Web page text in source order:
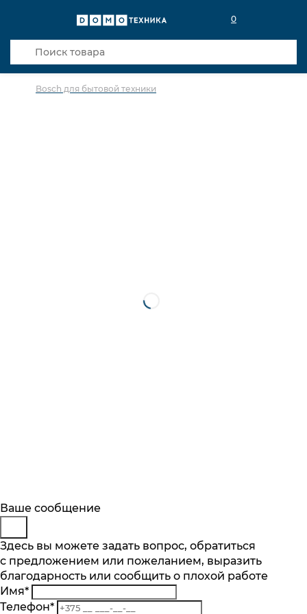
0
Bosch для бытовой техники
Описание
Основные характеристики
Категория
Для пылесосов
Производитель
Bosch
Будьте в курсе
Подпишитесь на последние обновления
и узнавайте о новинках и специальных
предложениях первыми
Подписаться
Заказ обратного звонка
Представьтесь
Телефон*
Комментарий
Ваше сообщение
Здесь вы можете задать вопрос, обратиться
с предложением или пожеланием, выразить
благодарность или сообщить о плохой работе
Имя*
Телефон*